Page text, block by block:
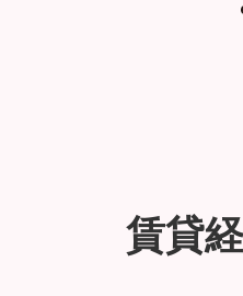
賃貸